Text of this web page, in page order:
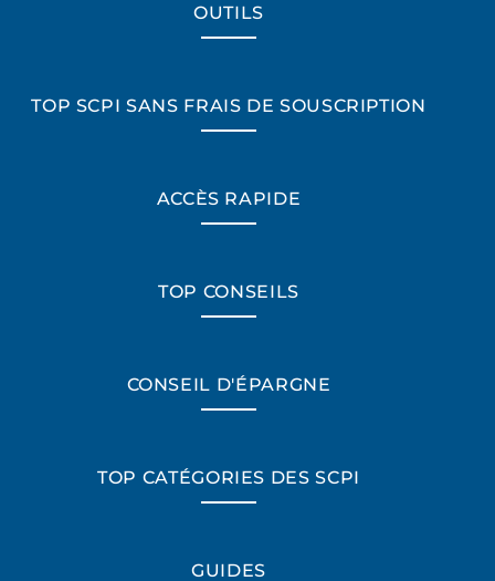
OUTILS
TOP SCPI SANS FRAIS DE SOUSCRIPTION
ACCÈS RAPIDE
TOP CONSEILS
CONSEIL D'ÉPARGNE
TOP CATÉGORIES DES SCPI
GUIDES